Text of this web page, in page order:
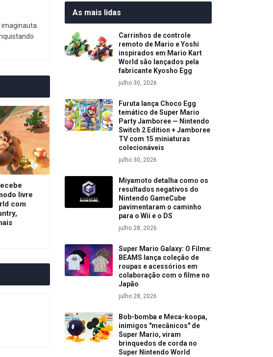
livre
com
As mais lidas
Carrinhos de controle
remoto de Mario e Yoshi
inspirados em Mario Kart
World são lançados pela
fabricante Kyosho Egg
julho 30, 2026
Furuta lança Choco Egg
temático de Super Mario
Party Jamboree — Nintendo
Switch 2 Edition + Jamboree
TV com 15 miniaturas
colecionáveis
julho 30, 2026
Miyamoto detalha como os
resultados negativos do
Nintendo GameCube
pavimentaram o caminho
para o Wii e o DS
julho 28, 2026
Super Mario Galaxy: O Filme:
BEAMS lança coleção de
roupas e acessórios em
colaboração com o filme no
Japão
julho 28, 2026
Bob-bomba e Meca-koopa,
inimigos "mecânicos" de
Super Mario, viram
brinquedos de corda no
Super Nintendo World